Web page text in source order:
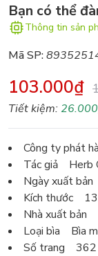
Bạn có thể
Thông tin sản
Mã SP:
103.000₫
Tiết kiệm:
Công ty phát
Tác giả Herb
Ngày xuất
Kích thước 13
Nhà xuất bản
Loại bìa Bìa
Số trang 362